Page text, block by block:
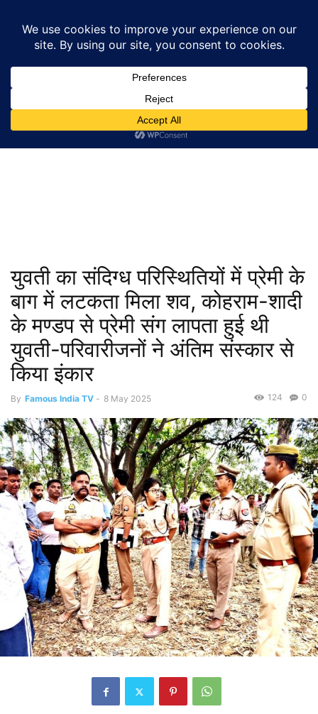
युवती का संदिग्ध परिस्थितियों में प्रेमी के
बाग में लटकता मिला शव, कोहराम-शादी
के मण्डप से प्रेमी संग लापता हुई थी
युवती-परिवारीजनों ने अंतिम संस्कार से
किया इंकार
By Famous India TV - 8 May 2025 0
124